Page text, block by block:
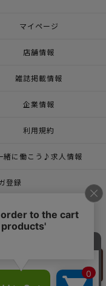
フェア
マイページ
店舗情報
雑誌掲載情報
企業情報
利用規約
緒に働こう♪求人情報
登録
ALL Rights Reserved